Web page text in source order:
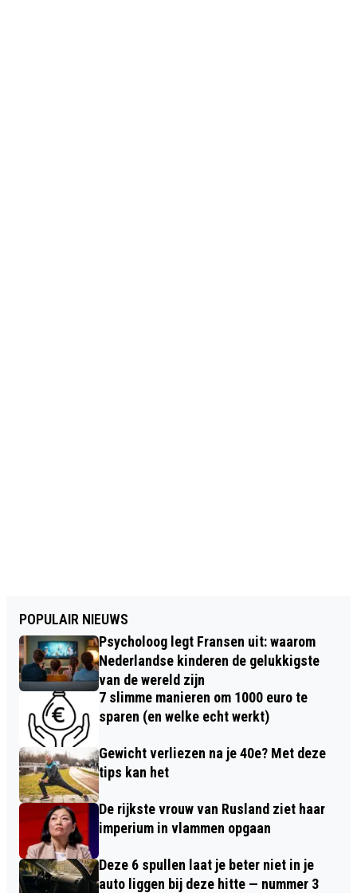
POPULAIR NIEUWS
Psycholoog legt Fransen uit: waarom
Nederlandse kinderen de gelukkigste
van de wereld zijn
7 slimme manieren om 1000 euro te
sparen (en welke echt werkt)
Gewicht verliezen na je 40e? Met deze
tips kan het
De rijkste vrouw van Rusland ziet haar
imperium in vlammen opgaan
Deze 6 spullen laat je beter niet in je
auto liggen bij deze hitte — nummer 3